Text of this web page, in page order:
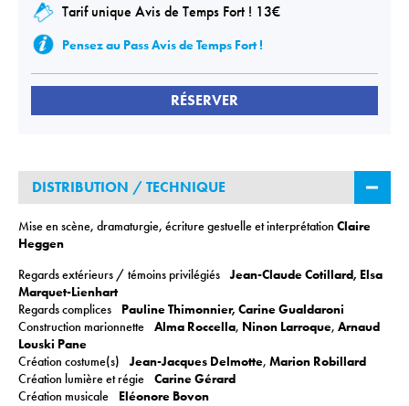
Tarif unique Avis de Temps Fort ! 13€
Pensez au Pass Avis de Temps Fort !
RÉSERVER
DISTRIBUTION / TECHNIQUE
Mise en scène, dramaturgie, écriture gestuelle et interprétation Claire
Heggen
Regards extérieurs / témoins privilégiésJean-Claude Cotillard, Elsa
Marquet-Lienhart
Regards complices Pauline Thimonnier, Carine Gualdaroni
Construction marionnette Alma Roccella, Ninon Larroque, Arnaud
Louski Pane
Création costume(s)Jean-Jacques Delmotte, Marion Robillard
Création lumière et régie Carine Gérard
Création musicale Eléonore Bovon